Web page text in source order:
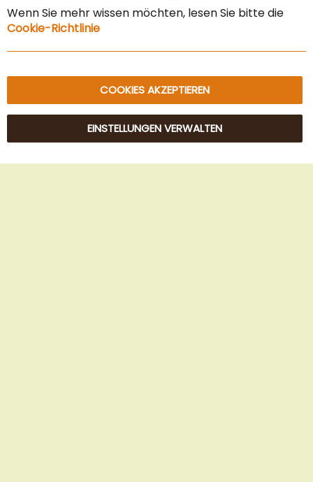
Datenschutz & Sicherheit
© 2025 Beans Kaffeehandel OG. Alle Rechte vorbehalten.
Wenn Sie mehr wissen möchten, lesen Sie bitte die
Cookie-Richtlinie
COOKIES AKZEPTIEREN
EINSTELLUNGEN VERWALTEN